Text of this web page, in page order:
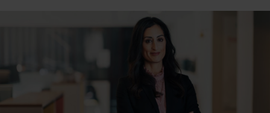
Logga in
Prenumerera